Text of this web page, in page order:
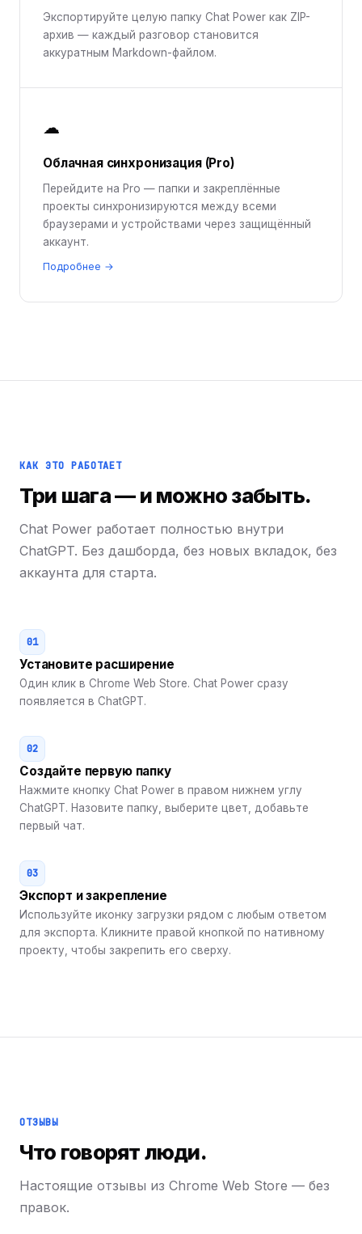
Экспортируйте целую папку Chat Power как ZIP-
архив — каждый разговор становится
аккуратным Markdown-файлом.
☁
Облачная синхронизация (Pro)
Перейдите на Pro — папки и закреплённые
проекты синхронизируются между всеми
браузерами и устройствами через защищённый
аккаунт.
Подробнее →
КАК ЭТО РАБОТАЕТ
Три шага — и можно забыть.
Chat Power работает полностью внутри
ChatGPT. Без дашборда, без новых вкладок, без
аккаунта для старта.
01
Установите расширение
Один клик в Chrome Web Store. Chat Power сразу
появляется в ChatGPT.
02
Создайте первую папку
Нажмите кнопку Chat Power в правом нижнем углу
ChatGPT. Назовите папку, выберите цвет, добавьте
первый чат.
03
Экспорт и закрепление
Используйте иконку загрузки рядом с любым ответом
для экспорта. Кликните правой кнопкой по нативному
проекту, чтобы закрепить его сверху.
ОТЗЫВЫ
Что говорят люди.
Настоящие отзывы из Chrome Web Store — без
правок.